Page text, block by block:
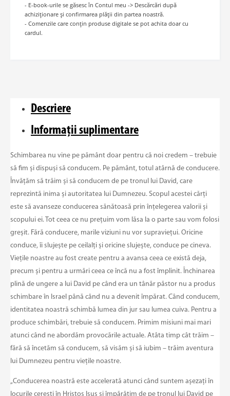
- E-book-urile se găsesc în Contul meu -> Descărcări după
achiziționare și confirmarea plății din partea noastră.
- Comenzile care conțin produse digitale se pot achita doar cu
cardul.
Descriere
Informații suplimentare
Schimbarea nu vine pe pământ doar pentru că noi credem – trebuie
să fim și dispuși să conducem. Pe pământ, totul atârnă de conducere.
Învățăm să trăim și să conducem de pe tronul lui David, care
reprezintă inima și autoritatea lui Dumnezeu. Scopul acestei cărți
este să avanseze conducerea sănătoasă prin înțelegerea valorii și
scopului ei. Tot ceea ce nu prețuim vom lăsa la o parte sau vom folosi
greșit. Fără conducere, marile viziuni nu vor supraviețui. Oricine
conduce, îi slujește pe ceilalți și oricine slujește, conduce pe cineva.
Viețile noastre au fost create pentru a avansa ceea ce există deja,
precum și pentru a urmări ceea ce încă nu a fost împlinit. Închinarea
plină de ungere a lui David pe când era un tânăr păstor nu a produs
schimbare în Israel până când nu a devenit împărat. Când conducem,
identitatea noastră schimbă lumea din jur sau lumea cuiva. Pentru a
produce schimbări, trebuie să conducem. Primim misiuni mai mari
atunci când ne abordăm provocările actuale. Atâta timp cât trăim –
fără să încetăm să conducem, să visăm și să iubim – trăim aventura
lui Dumnezeu pentru viețile noastre.
„Conducerea noastră este accelerată atunci când suntem așezați în
locurile cerești în Hristos Isus și împărățim de pe tronul lui David pe